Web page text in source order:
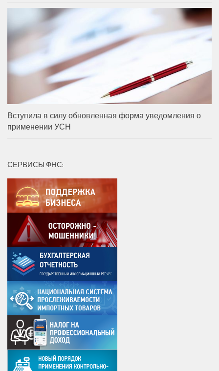
Вступила в силу обновленная форма уведомления о
применении УСН
СЕРВИСЫ ФНС: